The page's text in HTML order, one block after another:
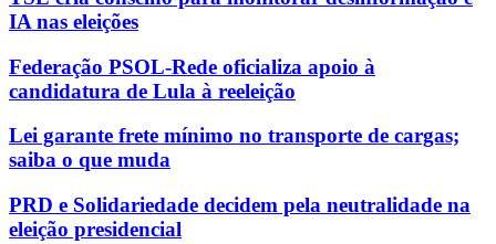
IA nas eleições
Federação PSOL-Rede oficializa apoio à
candidatura de Lula à reeleição
Lei garante frete mínimo no transporte de cargas;
saiba o que muda
PRD e Solidariedade decidem pela neutralidade na
eleição presidencial